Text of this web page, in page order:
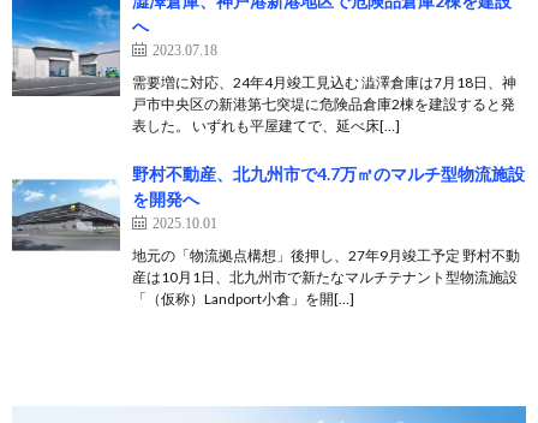
へ
2023.07.18
需要増に対応、24年4月竣工見込む 澁澤倉庫は7月18日、神
戸市中央区の新港第七突堤に危険品倉庫2棟を建設すると発
表した。 いずれも平屋建てで、延べ床[…]
野村不動産、北九州市で4.7万㎡のマルチ型物流施設
を開発へ
2025.10.01
地元の「物流拠点構想」後押し、27年9月竣工予定 野村不動
産は10月1日、北九州市で新たなマルチテナント型物流施設
「（仮称）Landport小倉」を開[…]